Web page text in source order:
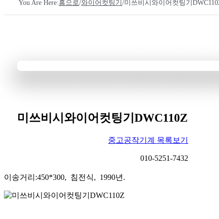
You Are Here:홈으로/와이어컷팅기 /미쓰비시와이어컷팅기
미쓰비시와이어컷팅기DWC110Z
중고공작기계 목록보기
010-5251-7432
이송거리:450*300, 침전식, 1990년.